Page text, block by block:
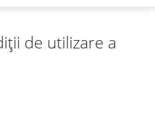
de utilizare a